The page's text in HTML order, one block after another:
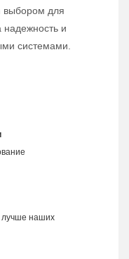
выбором для
и
системами.
лучше наших